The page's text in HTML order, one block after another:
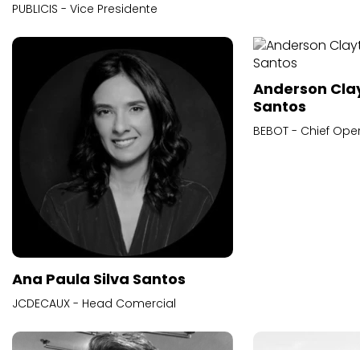
PUBLICIS - Vice Presidente
Ana Paula Silva Santos
JCDECAUX - Head Comercial
Anderson
Santos
BEBOT - Chief